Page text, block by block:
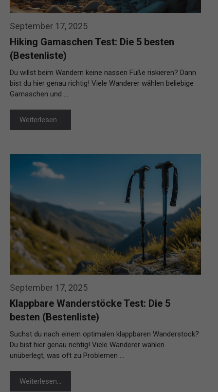
September 17, 2025
Hiking Gamaschen Test: Die 5 besten
(Bestenliste)
Du willst beim Wandern keine nassen Füße riskieren? Dann
bist du hier genau richtig! Viele Wanderer wählen beliebige
Gamaschen und …
Weiterlesen…
September 17, 2025
Klappbare Wanderstöcke Test: Die 5
besten (Bestenliste)
Suchst du nach einem optimalen klappbaren Wanderstock?
Du bist hier genau richtig! Viele Wanderer wählen
unüberlegt, was oft zu Problemen …
Weiterlesen…